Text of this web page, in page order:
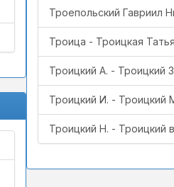
Троепольский Гавриил
Троица - Троицкая
Троицкий А. - Троицкий
Троицкий И. - Троицкий
Троицкий Н. - Троицкий